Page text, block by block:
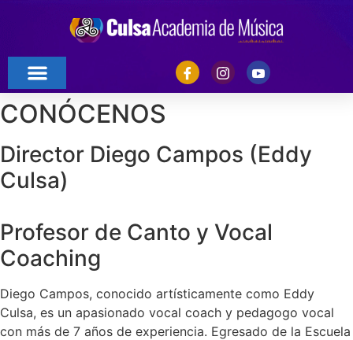
CONÓCENOS
Director Diego Campos (Eddy
Culsa)
Profesor de Canto y Vocal
Coaching
Diego Campos, conocido artísticamente como Eddy
Culsa, es un apasionado vocal coach y pedagogo vocal
con más de 7 años de experiencia. Egresado de la Escuela